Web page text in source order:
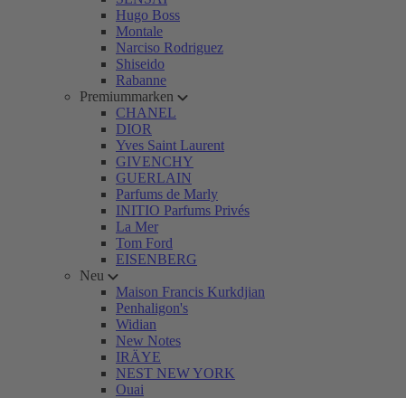
Hugo Boss
Montale
Narciso Rodriguez
Shiseido
Rabanne
Premiummarken
CHANEL
DIOR
Yves Saint Laurent
GIVENCHY
GUERLAIN
Parfums de Marly
INITIO Parfums Privés
La Mer
Tom Ford
EISENBERG
Neu
Maison Francis Kurkdjian
Penhaligon's
Widian
New Notes
IRÄYE
NEST NEW YORK
Ouai